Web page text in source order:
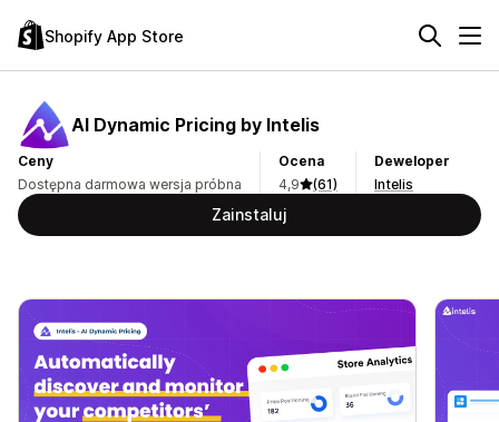
Shopify App Store
AI Dynamic Pricing by Intelis
Ceny
Dostępna darmowa wersja próbna
Ocena
4,9
(61)
Deweloper
Intelis
Zainstaluj